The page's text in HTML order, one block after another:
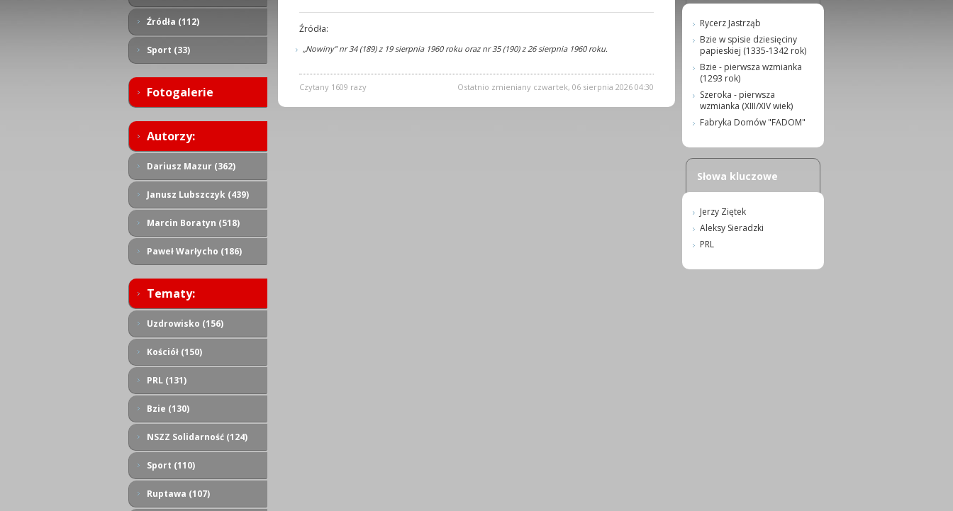
Źródła (112)
Sport (33)
Fotogalerie
Autorzy:
Dariusz Mazur (362)
Janusz Lubszczyk (439)
Marcin Boratyn (518)
Paweł Warłycho (186)
Tematy:
Uzdrowisko (156)
Kościół (150)
PRL (131)
Bzie (130)
NSZZ Solidarność (124)
Sport (110)
Ruptawa (107)
Źródła:
„Nowiny” nr 34 (189) z 19 sierpnia 1960 roku oraz nr 35 (190) z 26 sierpnia 1960 roku.
Czytany 1609 razy Ostatnio zmieniany czwartek, 06 sierpnia 2026 04:30
Rycerz Jastrząb
Bzie w spisie dziesięciny
papieskiej (1335-1342 rok)
Bzie - pierwsza wzmianka
(1293 rok)
Szeroka - pierwsza
wzmianka (XIII/XIV wiek)
Fabryka Domów "FADOM"
Słowa kluczowe
Jerzy Ziętek
Aleksy Sieradzki
PRL